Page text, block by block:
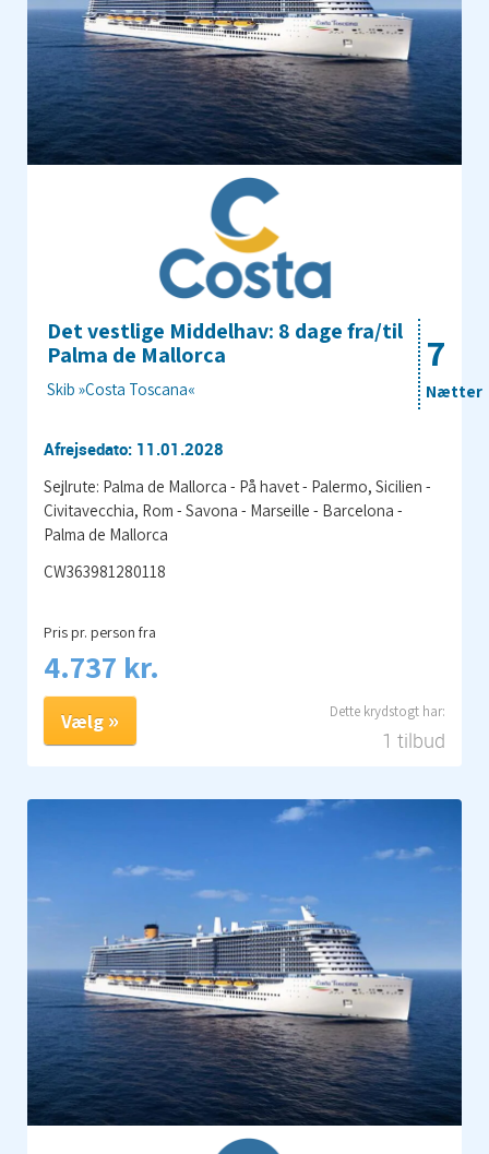
7
Nætter
Det vestlige Middelhav: 8 dage fra/til
Palma de Mallorca
Skib »Costa Toscana«
Afrejsedato: 11.01.2028
Sejlrute: Palma de Mallorca - På havet - Palermo, Sicilien -
Civitavecchia, Rom - Savona - Marseille - Barcelona -
Palma de Mallorca
CW363981280118
Pris pr. person fra
4.737 kr.
1 tilbud
Vælg